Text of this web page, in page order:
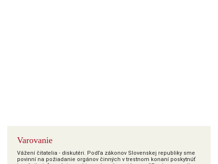
Varovanie
Vážení čitatelia - diskutéri. Podľa zákonov Slovenskej republiky sme
povinní na požiadanie orgánov činných v trestnom konaní poskytnúť